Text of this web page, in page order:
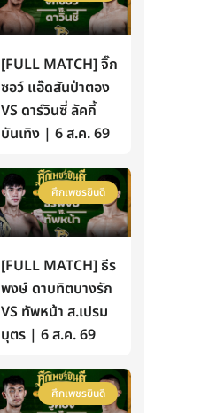
[FULL MATCH] จิ๊ก
ซอว์ แอ๊ดสันป่าตอง
VS ดาร์วินซี่ ลัคกี้
บันเทิง | 6 ส.ค. 69
ศึกเพชรยินดี
[FULL MATCH] ธีร
พงษ์ ดาบทิตบางรัก
VS ทัพหน้า ส.เปรม
บุตร | 6 ส.ค. 69
ศึกเพชรยินดี